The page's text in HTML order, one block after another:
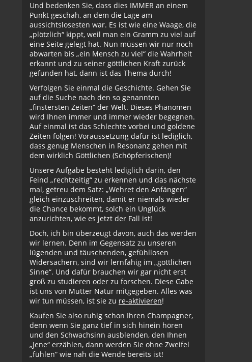
Und bedenken Sie, dass dies IMMER an einem
Punkt geschah, an dem die Lage am
aussichtslosesten war. Es ist wie eine Waage, die
„plötzlich“ kippt, weil man ein Gramm zu viel auf
eine Seite gelegt hat. Nun müssen wir nur noch
abwarten bis „ein Mensch zu viel“ die Wahrheit
erkannt und zu seiner göttlichen Kraft zurück
gefunden hat, dann ist das Thema durch!
Verfolgen Sie einmal die Geschichte. Gehen Sie
auf die Suche nach den so genannten
„finstersten Zeiten“ der Welt. Dieses Phänomen
wird Ihnen immer und immer wieder begegnen.
Auf einmal ist das Schlechte vorbei und goldene
Zeiten folgen! Voraussetzung dafür ist lediglich,
dass genug Menschen in Resonanz gehen mit
dem wirklich Göttlichen (Schöpferischen)!
Unsere Aufgabe besteht lediglich darin, den
Feind „rechtzeitig“ zu erkennen und das nächste
mal, getreu dem Satz: „Wehret den Anfängen“
gleich einzuschreiten, damit er niemals wieder
die Chance bekommt, solch ein Unglück
anzurichten, wie es jetzt der Fall ist!
Doch, ich bin überzeugt davon, auch das werden
wir lernen. Denn im Gegensatz zu unseren
lügenden und täuschenden, gefühllosen
Widersachern, sind wir lernfähig im „göttlichen
Sinne“. Und dafür brauchen wir gar nicht erst
groß zu studieren oder zu forschen. Diese Gabe
ist uns von Mutter Natur mitgegeben. Alles was
wir tun müssen, ist sie zu re-aktivieren!
Kaufen Sie also ruhig schon Ihren Champagner,
denn wenn Sie ganz tief in sich hinein hören
und den Schwachsinn ausblenden, den Ihnen
„Jene“ erzählen, dann werden Sie ohne Zweifel
„fühlen“ wie nah die Wende bereits ist!